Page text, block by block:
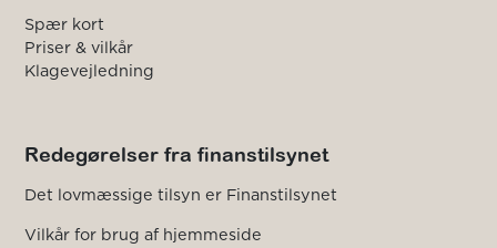
Spær kort
Priser & vilkår
Klagevejledning
Redegørelser fra finanstilsynet
Det lovmæssige tilsyn er Finanstilsynet
Vilkår for brug af hjemmeside